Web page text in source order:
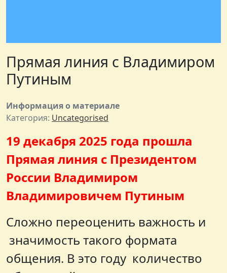
Прямая линия с Владимиром
Путиным
Информация о материале
Категория: Uncategorised
19 декабря 2025 года прошла
Прямая линия с Президентом
России Владимиром
Владимировичем Путиным
Сложно переоценить важность и
значимость такого формата
общения. В это году количество